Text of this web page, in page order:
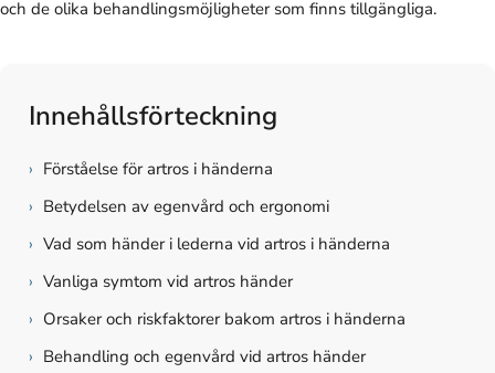
och de olika behandlingsmöjligheter som finns tillgängliga.
Innehållsförteckning
› Förståelse för artros i händerna
› Betydelsen av egenvård och ergonomi
› Vad som händer i lederna vid artros i händerna
› Vanliga symtom vid artros händer
› Orsaker och riskfaktorer bakom artros i händerna
› Behandling och egenvård vid artros händer